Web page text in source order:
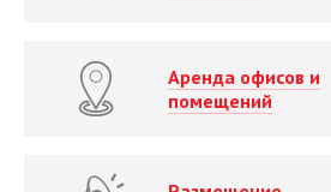
Аренда офисов и
помещений